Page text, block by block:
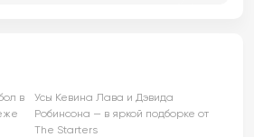
в
Усы Кевина Лава и Дэвида
Робинсона — в яркой подборке от
The Starters